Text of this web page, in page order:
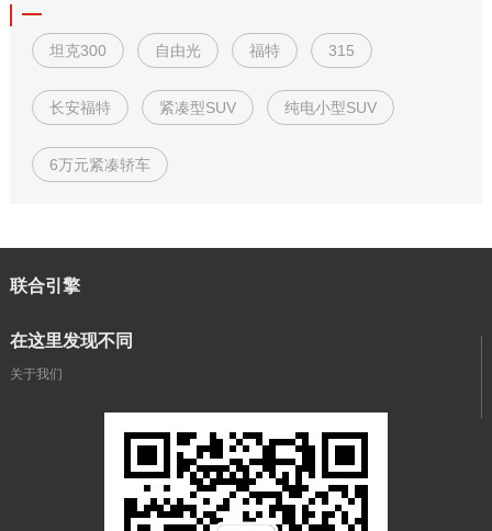
坦克300 自由光 福特 315
长安福特 紧凑型SUV 纯电小型SUV
6万元紧凑轿车
联合引擎
在这里发现不同
关于我们